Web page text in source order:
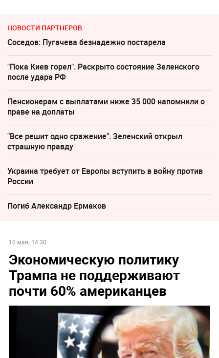
НОВОСТИ ПАРТНЕРОВ
Соседов: Пугачева безнадежно постарела
"Пока Киев горел". Раскрыто состояние Зеленского
после удара РФ
Пенсионерам с выплатами ниже 35 000 напомнили о
праве на доплаты
"Все решит одно сражение". Зеленский открыл
страшную правду
Украина требует от Европы вступить в войну против
России
Погиб Александр Ермаков
10 мая, 14:30
Экономическую политику
Трампа не поддерживают
почти 60% американцев